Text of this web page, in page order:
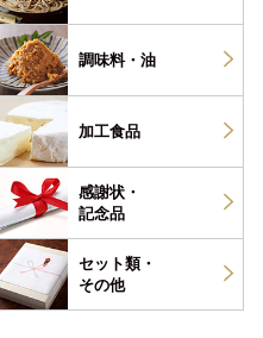
調味料・ 油
加工食品
感謝状・
記念品
セット類・
その他